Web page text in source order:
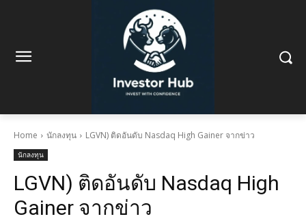
Home นักลงทุน LGVN) ติดอันดับ Nasdaq High Gainer จากข่าว
นักลงทุน
LGVN) ติดอันดับ Nasdaq High
Gainer จากข่าว